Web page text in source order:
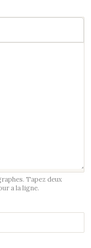
Tapez deux
a la ligne.